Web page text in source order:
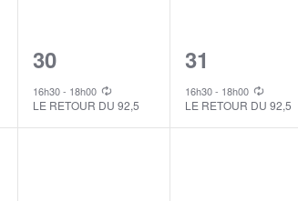
1
event,
30
16h30- 18h00
LE RETOUR DU 92,5
1
event,
31
16h30- 18h00
LE RETOUR DU 92,5